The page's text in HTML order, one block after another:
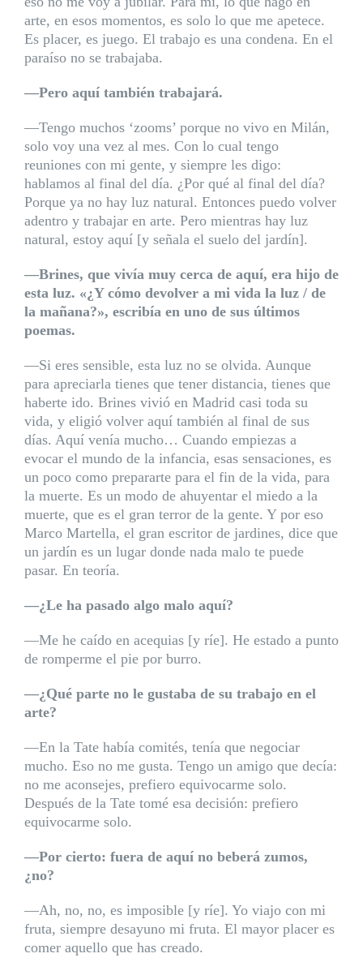
arte, en esos momentos, es solo lo que me apetece.
Es placer, es juego. El trabajo es una condena. En el
paraíso no se trabajaba.
—Pero aquí también trabajará.
—Tengo muchos ‘zooms’ porque no vivo en Milán,
solo voy una vez al mes. Con lo cual tengo
reuniones con mi gente, y siempre les digo:
hablamos al final del día. ¿Por qué al final del día?
Porque ya no hay luz natural. Entonces puedo volver
adentro y trabajar en arte. Pero mientras hay luz
natural, estoy aquí [y señala el suelo del jardín].
—Brines, que vivía muy cerca de aquí, era hijo de
esta luz. «¿Y cómo devolver a mi vida la luz / de
la mañana?», escribía en uno de sus últimos
poemas.
—Si eres sensible, esta luz no se olvida. Aunque
para apreciarla tienes que tener distancia, tienes que
haberte ido. Brines vivió en Madrid casi toda su
vida, y eligió volver aquí también al final de sus
días. Aquí venía mucho… Cuando empiezas a
evocar el mundo de la infancia, esas sensaciones, es
un poco como prepararte para el fin de la vida, para
la muerte. Es un modo de ahuyentar el miedo a la
muerte, que es el gran terror de la gente. Y por eso
Marco Martella, el gran escritor de jardines, dice que
un jardín es un lugar donde nada malo te puede
pasar. En teoría.
—¿Le ha pasado algo malo aquí?
—Me he caído en acequias [y ríe]. He estado a punto
de romperme el pie por burro.
—¿Qué parte no le gustaba de su trabajo en el
arte?
—En la Tate había comités, tenía que negociar
mucho. Eso no me gusta. Tengo un amigo que decía:
no me aconsejes, prefiero equivocarme solo.
Después de la Tate tomé esa decisión: prefiero
equivocarme solo.
—Por cierto: fuera de aquí no beberá zumos,
¿no?
—Ah, no, no, es imposible [y ríe]. Yo viajo con mi
fruta, siempre desayuno mi fruta. El mayor placer es
comer aquello que has creado.